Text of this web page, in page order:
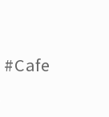
#Cafe